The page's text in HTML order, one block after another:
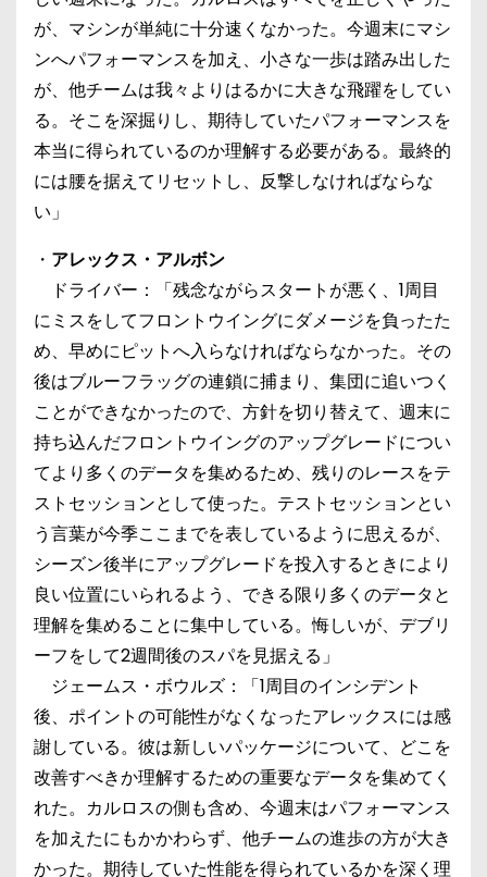
が、マシンが単純に十分速くなかった。今週末にマシ
ンへパフォーマンスを加え、小さな一歩は踏み出した
が、他チームは我々よりはるかに大きな飛躍をしてい
る。そこを深掘りし、期待していたパフォーマンスを
本当に得られているのか理解する必要がある。最終的
には腰を据えてリセットし、反撃しなければならな
い」
・ アレックス・アルボン
ドライバー：「残念ながらスタートが悪く、1周目
にミスをしてフロントウイングにダメージを負ったた
め、早めにピットへ入らなければならなかった。その
後はブルーフラッグの連鎖に捕まり、集団に追いつく
ことができなかったので、方針を切り替えて、週末に
持ち込んだフロントウイングのアップグレードについ
てより多くのデータを集めるため、残りのレースをテ
ストセッションとして使った。テストセッションとい
う言葉が今季ここまでを表しているように思えるが、
シーズン後半にアップグレードを投入するときにより
良い位置にいられるよう、できる限り多くのデータと
理解を集めることに集中している。悔しいが、デブリ
ーフをして2週間後のスパを見据える」
ジェームス・ボウルズ：「1周目のインシデント
後、ポイントの可能性がなくなったアレックスには感
謝している。彼は新しいパッケージについて、どこを
改善すべきか理解するための重要なデータを集めてく
れた。カルロスの側も含め、今週末はパフォーマンス
を加えたにもかかわらず、他チームの進歩の方が大き
かった。期待していた性能を得られているかを深く理